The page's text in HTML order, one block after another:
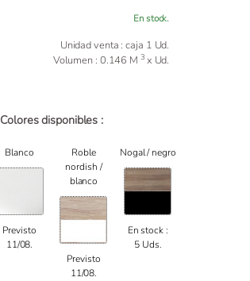
En stock.
Unidad venta : caja 1 Ud.
Volumen : 0.146 M 3 x Ud.
Colores disponibles :
Blanco
Previsto
11/08.
Roble
nordish /
blanco
Previsto
11/08.
Nogal / negro
En stock :
5 Uds.